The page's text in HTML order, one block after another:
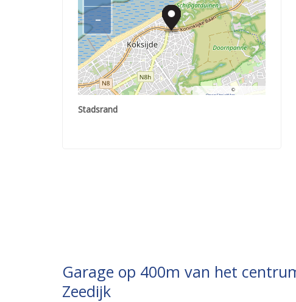
−
©
OpenStreetMap
Stadsrand
Garage op 400m van het
Zeedijk